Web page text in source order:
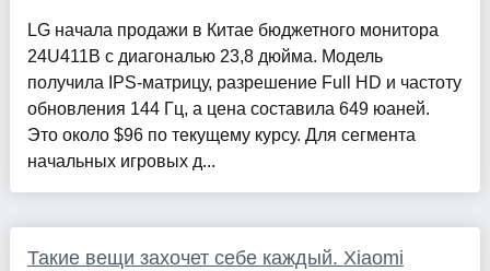
LG начала продажи в Китае бюджетного монитора
24U411B с диагональю 23,8 дюйма. Модель
получила IPS-матрицу, разрешение Full HD и частоту
обновления 144 Гц, а цена составила 649 юаней.
Это около $96 по текущему курсу. Для сегмента
начальных игровых д...
Такие вещи захочет себе каждый. Xiaomi